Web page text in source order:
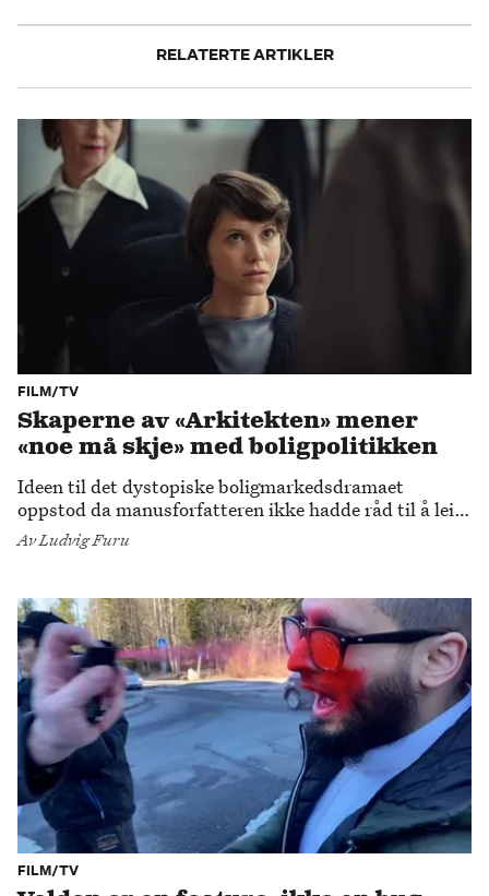
RELATERTE ARTIKLER
FILM/TV
Skaperne av «Arkitekten» mener
«noe må skje» med boligpolitikken
Ideen til det dystopiske boligmarkedsdramaet
oppstod da manusforfatteren ikke hadde råd til å leie
annet enn en parkeringsplass. Det førte til en
kontrakt med Viaplay, og en utmerkelse under
AvLudvig Furu
FILM/TV